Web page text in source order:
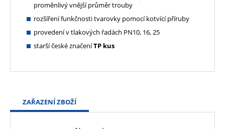
proměnlivý vnější průměr trouby
rozšíření funkčnosti tvarovky pomocí kotvící příruby
provedení v tlakových řadách PN10, 16, 25
starší české značeníTP kus
ZAŘAZENÍ ZBOŽÍ